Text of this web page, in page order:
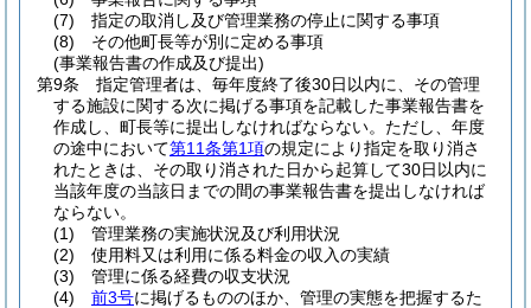
(7)
指定の取消し及び管理業務の停止に関する事項
(8)
その他町長等が別に定める事項
(事業報告書の作成及び提出)
第9条
指定管理者は、毎年度終了後30日以内に、その管理
する施設に関する次に掲げる事項を記載した事業報告書を
作成し、町長等に提出しなければならない。 ただし、年度
の途中において第11条第1項の規定により指定を取り消さ
れたときは、その取り消された日から起算して30日以内に
当該年度の当該日までの間の事業報告書を提出しなければ
ならない。
(1)
管理業務の実施状況及び利用状況
(2)
使用料又は利用に係る料金の収入の実績
(3)
管理に係る経費の収支状況
(4)
前3号に掲げるもののほか、管理の実態を把握するた